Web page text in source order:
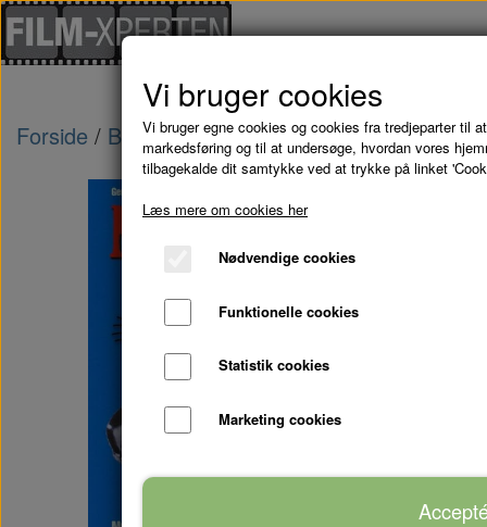
Forside Brugte Film NAAR KATTEN ER UDE
Vi bruger cookies
Vi bruger egne cookies og cookies fra tredjeparter til
markedsføring og til at undersøge, hvordan vores
tilbagekalde dit samtykke ved at trykke på linket
Læs mere om cookies her
Nødvendige cookies
Funktionelle cookies
Statistik cookies
Marketing cookies